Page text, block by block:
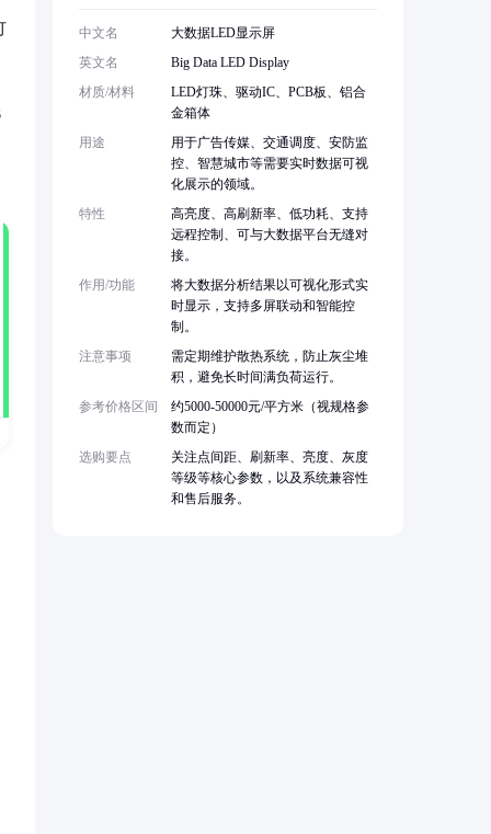
中文名
大数据LED显示屏
英文名
Big Data LED Display
材质/材料
LED灯珠、驱动IC、PCB板、铝合
金箱体
用途
用于广告传媒、交通调度、安防监
控、智慧城市等需要实时数据可视
化展示的领域。
特性
高亮度、高刷新率、低功耗、支持
远程控制、可与大数据平台无缝对
接。
作用/功能
将大数据分析结果以可视化形式实
时显示，支持多屏联动和智能控
制。
注意事项
需定期维护散热系统，防止灰尘堆
积，避免长时间满负荷运行。
参考价格区间
约5000-50000元/平方米（视规格参
数而定）
选购要点
关注点间距、刷新率、亮度、灰度
等级等核心参数，以及系统兼容性
和售后服务。